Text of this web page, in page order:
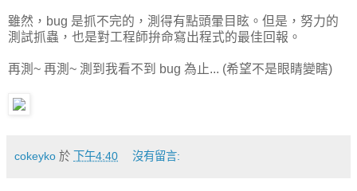
雖然，bug 是抓不完的，測得有點頭暈目眩。但是，努力的
測試抓蟲，也是對工程師拚命寫出程式的最佳回報。
再測~ 再測~ 測到我看不到 bug 為止... (希望不是眼睛變瞎)
cokeyko 於 下午4:40 沒有留言: